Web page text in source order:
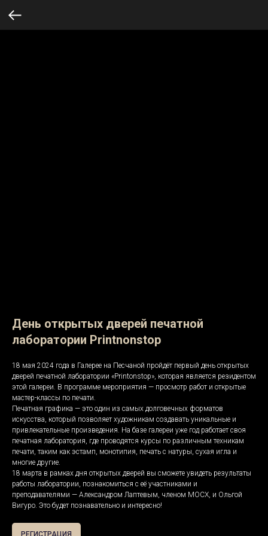
День открытых дверей печатной
лаборатории Printnonstop
18 мая 2024 года в Галерее на Песчаной пройдёт первый день открытых
дверей печатной лаборатории «Printonstop», которая является резидентом
этой галереи. В программе мероприятия — просмотр работ и открытые
мастер-классы по печати.
Печатная графика — это один из самых долговечных форматов
искусства, который позволяет художникам создавать уникальные и
привлекательные произведения. На базе галереи уже год работает своя
печатная лаборатория, где проводятся курсы по различным техникам
печати, таким как эстамп, монотипия, печать с натуры, сухая игла и
многие другие.
18 марта в рамках дня открытых дверей вы сможете увидеть результаты
работы лаборатории, познакомиться с её участниками и
преподавателями — Александром Лаптевым, членом МОСХ, и Ольгой
Вигуро. Это будет познавательно и интересно!
РЕГИСТРАЦИЯ